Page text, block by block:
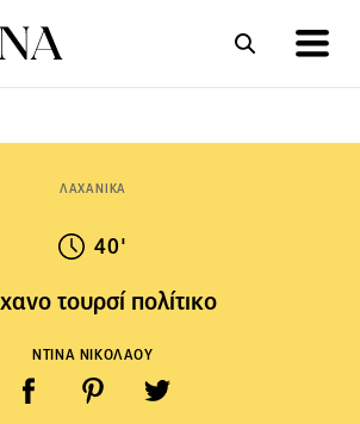
ΛΑΧΑΝΙΚΑ
40'
τουρσί πολίτικο
ΝΤΙΝΑ ΝΙΚΟΛΑΟΥ